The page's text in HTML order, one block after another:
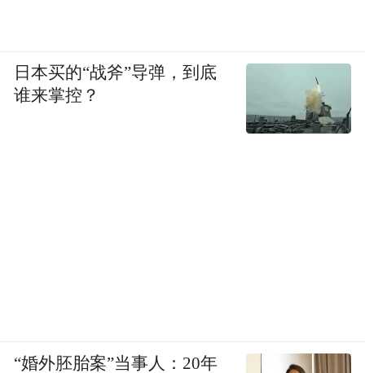
日本买的“战斧”导弹，到底
谁来掌控？
“婚外胚胎案”当事人：20年